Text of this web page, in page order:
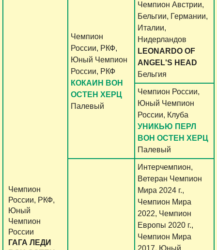
Чемпион
России, РКФ,
Юный
Чемпион
России
ГАГА ЛЕДИ
Чемпион
России, РКФ,
Юный Чемпион
России, РКФ
КОКАИН ВОН
ОСТЕН ХЕРЦ
Палевый
Чемпион Австрии,
Бельгии, Германии,
Италии,
Нидерландов
LEONARDO OF
ANGEL'S HEAD
Бельгия
Чемпион России,
Юный Чемпион
России, Клуба
УНИКЬЮ ПЕРЛ
ВОН ОСТЕН ХЕРЦ
Палевый
Интерчемпион,
Ветеран Чемпион
Мира 2024 г.,
Чемпион Мира
2022, Чемпион
Европы 2020 г.,
Чемпион Мира